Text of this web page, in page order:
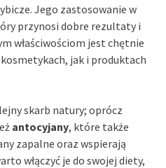
Jego zastosowanie w
przynosi dobre rezultaty i
właściwościom jest chętnie
jak i produktach
skarb natury; oprócz
antocyjany, które także
zapalne oraz wspierają
włączyć je do swojej diety,